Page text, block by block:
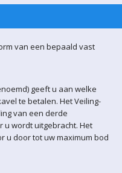
van een bepaald vast
geeft u aan welke
te betalen. Het Veiling-
van een derde
u wordt uitgebracht. Het
u door tot uw maximum bod